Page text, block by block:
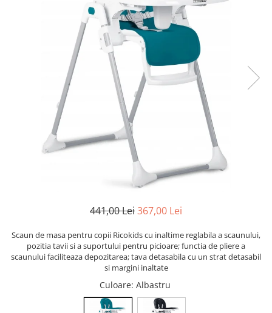
Umbrele carucioare
Accesorii diverse carucioare
Landouri pentru bebelusi
Scaune auto copii
Camera copilului
Patuturi copii
Patuturi lemn pana la 120 x 60 cm
Patuturi lemn 140 x 70 cm
Saltele mici
Saltele de la 120 x 60 cm
Saltele de la 140 x 70 cm
Saltele de la 160 x 80 cm
441,00 Lei367,00 Lei
Scaun de masa pentru copii Ricokids cu inaltime reglabila a scaunului,
pozitia tavii si a suportului pentru picioare; functia de pliere a
scaunului faciliteaza depozitarea; tava detasabila cu un strat detasabil
si margini inaltate
Culoare: Albastru